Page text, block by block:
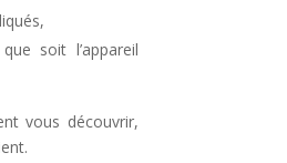
soit l’appareil
vous découvrir,